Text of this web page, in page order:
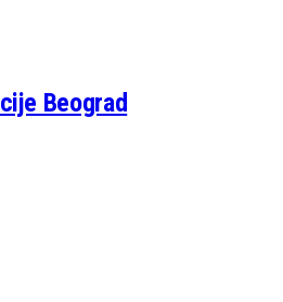
Beograd